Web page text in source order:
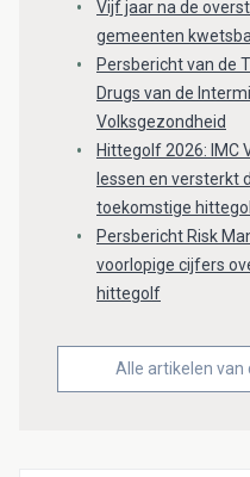
Vijf jaar na de
gemeenten
Persbericht van de
Drugs van de
Volksgezondheid
Hittegolf 2026: IMC
lessen en versterkt
toekomstige
Persbericht Risk
voorlopige cijfers
hittegolf
Alle artikelen van